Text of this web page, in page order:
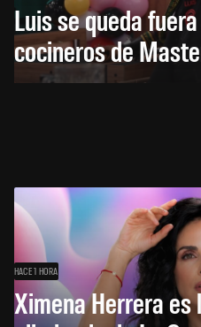
Luis se queda
cocineros de
HACE 1 HORA
Ximena Herrera es